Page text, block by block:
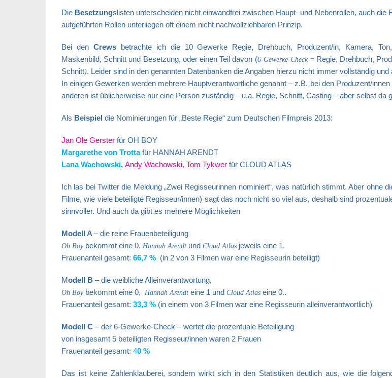
Die Besetzungslisten unterscheiden nicht einwandfrei zwischen Haupt- und Nebenrollen, auch die
aufgeführten Rollen unterliegen oft einem nicht nachvollziehbaren Prinzip.
Bei den Crewsbetrachte ich die 10 Gewerke Regie, Drehbuch, Produzent/in, Kamera,
Maskenbild, Schnitt und Besetzung, oder einen Teil davon (6-Gewerke-Check = Regie, Drehbuch,
Schnitt). Leider sind in den genannten Datenbanken die Angaben hierzu nicht immer vollständig
In einigen Gewerken werden mehrere Hauptverantwortliche genannt – z.B. bei den Produzent/
anderen ist üblicherweise nur eine Person zuständig – u.a. Regie, Schnitt, Casting – aber selbst da
Als Beispiel die Nominierungen für „Beste Regie“ zum Deutschen Filmpreis 2013:
Jan Ole Gerster für OH BOY
Margarethe von Trottafür HANNAH ARENDT
Lana Wachowski, Andy Wachowski, Tom Tykwer für CLOUD ATLAS
Ich las bei Twitter die Meldung „Zwei Regisseurinnen nominiert“, was natürlich stimmt. Aber ohne
Filme, wie viele beteiligte Regisseur/innen) sagt das noch nicht so viel aus, deshalb sind
sinnvoller. Und auch da gibt es mehrere Möglichkeiten
Modell A – die reine Frauenbeteiligung
Oh Boybekommt eine 0, Hannah Arendt und Cloud Atlas jeweils eine 1.
Frauenanteil gesamt: 66,7 % (in 2 von 3 Filmen war eine Regisseurin beteiligt)
Modell B – die weibliche Alleinverantwortung,
Oh Boybekommt eine 0, Hannah Arendt eine 1 und Cloud Atlas eine 0..
Frauenanteil gesamt: 33,3 % (in einem von 3 Filmen war eine Regisseurin alleinverantwortlich)
Modell C – der 6-Gewerke-Check – wertet die prozentuale Beteiligung
von insgesamt 5 beteiligten Regisseur/innen waren 2 Frauen
Frauenanteil gesamt: 40 %
Das ist keine Zahlenklauberei, sondern wirkt sich in den Statistiken deutlich aus, wie die